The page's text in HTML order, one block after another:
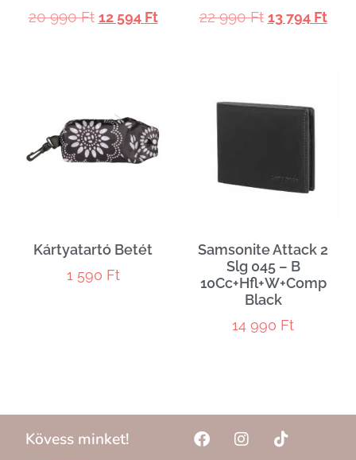
20 990Ft 12 594 Ft 22 990Ft 13 794 Ft
Kártyatartó Betét
1 590 Ft
Samsonite Attack 2
Slg 045 – B
10Cc+Hfl+W+Comp
Black
14 990 Ft
Kövess minket!